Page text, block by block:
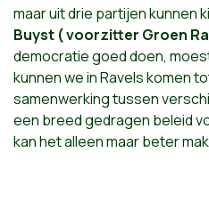
maar uit drie partijen kunnen
Buyst ( voorzitter Groen
democratie goed doen,
kunnen we in Ravels komen
samenwerking tussen
een breed gedragen beleid
kan het alleen maar beter